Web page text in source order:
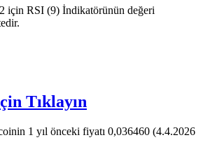
için RSI (9) İndikatörünün değeri
Tıklayın
1 yıl önceki fiyatı 0,036460 (4.4.2026